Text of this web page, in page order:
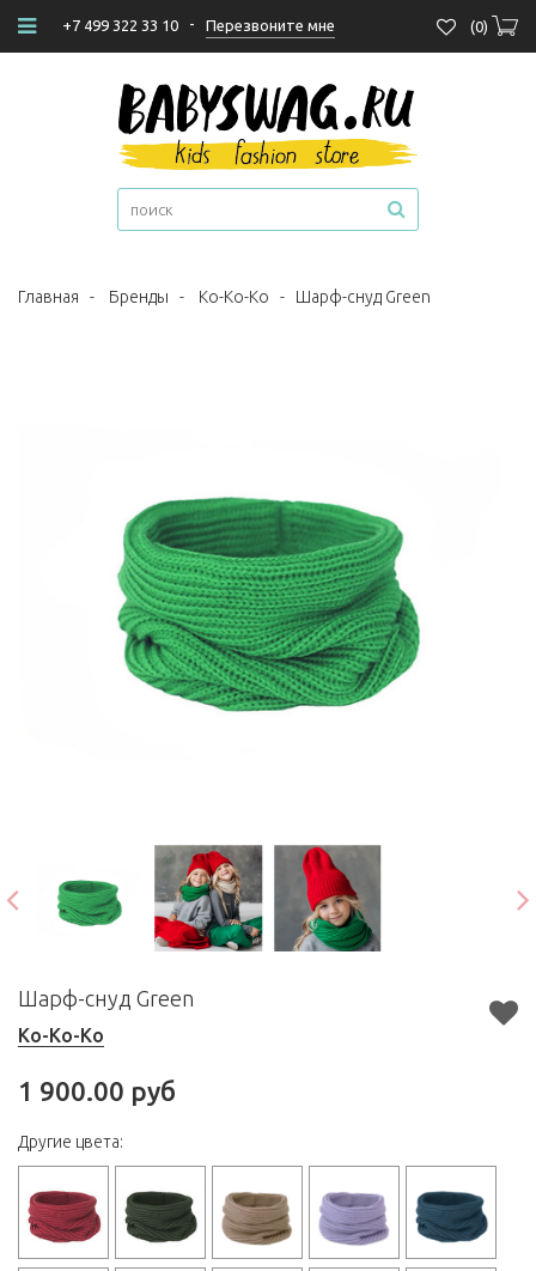
+7 499 322 33 10 - Перезвоните мне (0)
Главная - Бренды - Ko-Ko-Ko - Шарф-снуд Green
Шарф-снуд Green
Ko-Ko-Ko
1 900.00 руб
Другие цвета: